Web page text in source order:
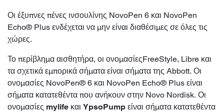
Οι έξυπνες πένες ινσουλίνης NovoPen 6 και NovoPen
Echo® Plus ενδέχεται να μην είναι διαθέσιμες σε όλες τις
χώρες.
Το περίβλημα αισθητήρα, οι ονομασίεςFreeStyle, Libre και
τα σχετικά εμπορικά σήματα είναι σήματα της Abbott. Οι
ονομασίες NovoPen® 6 και NovoPen Echo® Plus είναι
σήματα κατατεθέντα που ανήκουν στην Novo Nordisk. Οι
ονομασίες mylife και YpsoPump είναι σήματα κατατεθέντα